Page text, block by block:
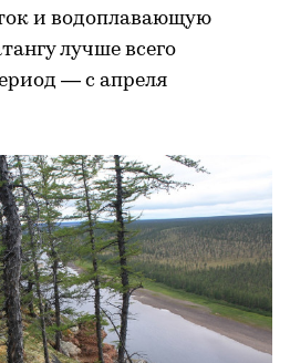
и водоплавающую
лучше всего
— с апреля